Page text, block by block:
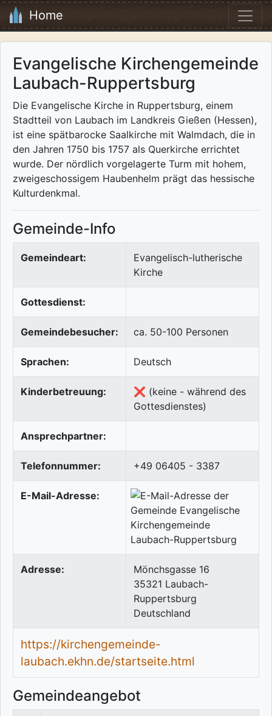
Home
Evangelische Kirchengemeinde
Laubach-Ruppertsburg
Die Evangelische Kirche in Ruppertsburg, einem
Stadtteil von Laubach im Landkreis Gießen (Hessen),
ist eine spätbarocke Saalkirche mit Walmdach, die in
den Jahren 1750 bis 1757 als Querkirche errichtet
wurde. Der nördlich vorgelagerte Turm mit hohem,
zweigeschossigem Haubenhelm prägt das hessische
Kulturdenkmal.
Gemeinde-Info
Gemeindeart:
Evangelisch-lutherische
Kirche
Gottesdienst:
Gemeindebesucher: ca. 50-100 Personen
Sprachen: Deutsch
Kinderbetreuung:
❌ (keine - während des
Gottesdienstes)
Ansprechpartner:
Telefonnummer: +49 06405 - 3387
E-Mail-Adresse:
Adresse:
Mönchsgasse 16
35321 Laubach-
Ruppertsburg
Deutschland
https://kirchengemeinde-
laubach.ekhn.de/startseite.html
Gemeindeangebot